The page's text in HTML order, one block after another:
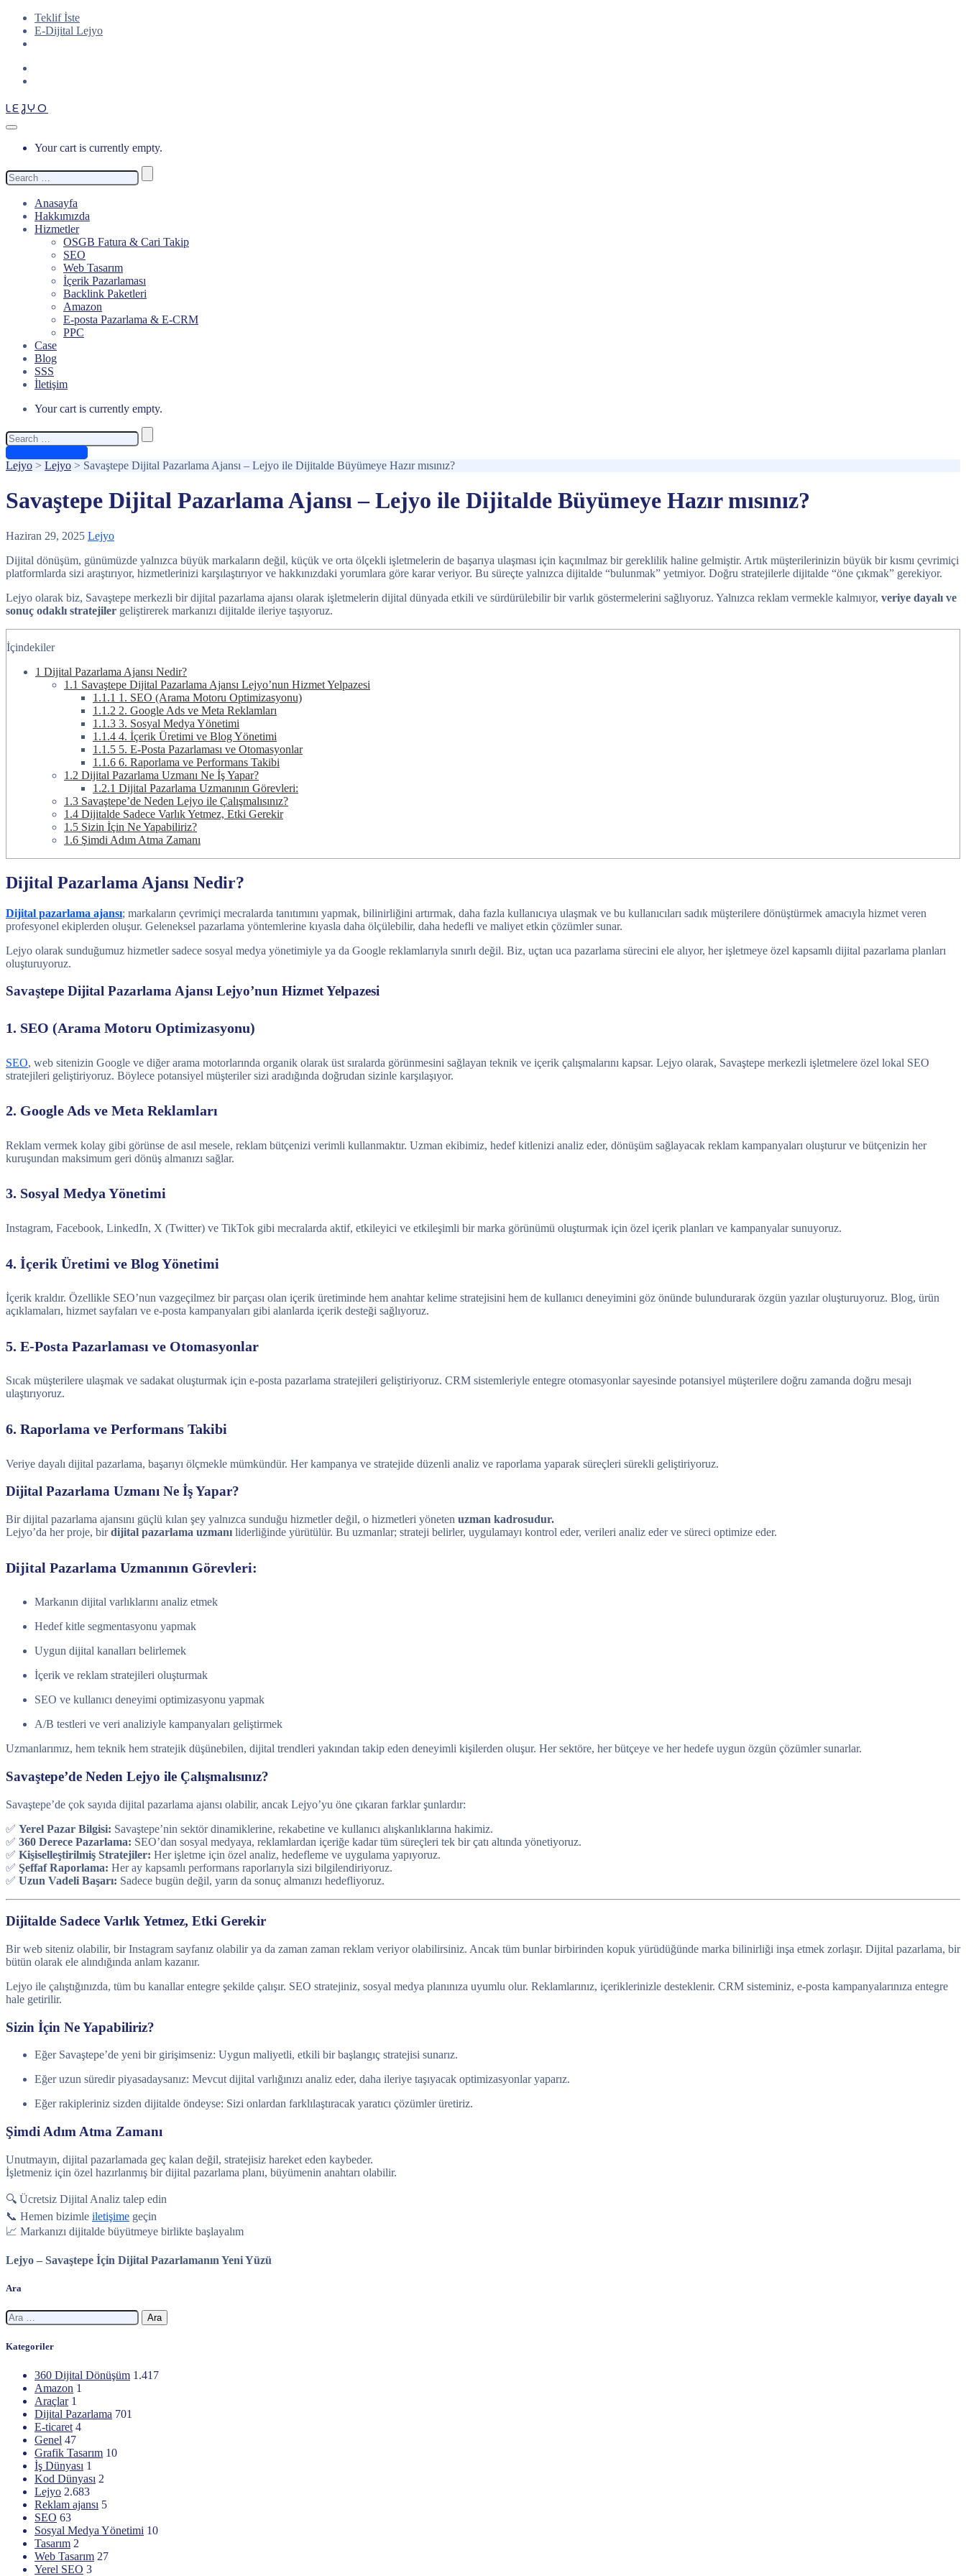
Teklif İste
E-Dijital Lejyo
LEJYO
Your cart is currently empty.
Search
for:
Anasayfa
Hakkımızda
Hizmetler
OSGB Fatura & Cari Takip
SEO
Web Tasarım
İçerik Pazarlaması
Backlink Paketleri
Amazon
E-posta Pazarlama & E-CRM
PPC
Case
Blog
SSS
İletişim
Your cart is currently empty.
Search
for:
Lejyo > Lejyo > Savaştepe Dijital Pazarlama Ajansı – Lejyo ile Dijitalde Büyümeye Hazır mısınız?
Savaştepe Dijital Pazarlama Ajansı – Lejyo ile Dijitalde Büyümeye Hazır mısınız?
Haziran 29, 2025 Lejyo
Dijital dönüşüm, günümüzde yalnızca büyük markaların değil, küçük ve orta ölçekli işletmelerin de başarıya ulaşması için kaçınılmaz bir gereklilik haline gelmiştir. Artık müşterilerinizin büyük bir kısmı çevrimiçi
platformlarda sizi araştırıyor, hizmetlerinizi karşılaştırıyor ve hakkınızdaki yorumlara göre karar veriyor. Bu süreçte yalnızca dijitalde “bulunmak” yetmiyor. Doğru stratejilerle dijitalde “öne çıkmak” gerekiyor.
Lejyo olarak biz, Savaştepe merkezli bir dijital pazarlama ajansı olarak işletmelerin dijital dünyada etkili ve sürdürülebilir bir varlık göstermelerini sağlıyoruz. Yalnızca reklam vermekle kalmıyor, veriye dayalı ve
sonuç odaklı stratejiler geliştirerek markanızı dijitalde ileriye taşıyoruz.
İçindekiler
1 Dijital Pazarlama Ajansı Nedir?
1.1 Savaştepe Dijital Pazarlama Ajansı Lejyo’nun Hizmet Yelpazesi
1.1.1 1. SEO (Arama Motoru Optimizasyonu)
1.1.2 2. Google Ads ve Meta Reklamları
1.1.3 3. Sosyal Medya Yönetimi
1.1.4 4. İçerik Üretimi ve Blog Yönetimi
1.1.5 5. E-Posta Pazarlaması ve Otomasyonlar
1.1.6 6. Raporlama ve Performans Takibi
1.2 Dijital Pazarlama Uzmanı Ne İş Yapar?
1.2.1 Dijital Pazarlama Uzmanının Görevleri:
1.3 Savaştepe’de Neden Lejyo ile Çalışmalısınız?
1.4 Dijitalde Sadece Varlık Yetmez, Etki Gerekir
1.5 Sizin İçin Ne Yapabiliriz?
1.6 Şimdi Adım Atma Zamanı
Dijital Pazarlama Ajansı Nedir?
Dijital pazarlama ajansı; markaların çevrimiçi mecralarda tanıtımını yapmak, bilinirliğini artırmak, daha fazla kullanıcıya ulaşmak ve bu kullanıcıları sadık müşterilere dönüştürmek amacıyla hizmet veren
profesyonel ekiplerden oluşur. Geleneksel pazarlama yöntemlerine kıyasla daha ölçülebilir, daha hedefli ve maliyet etkin çözümler sunar.
Lejyo olarak sunduğumuz hizmetler sadece sosyal medya yönetimiyle ya da Google reklamlarıyla sınırlı değil. Biz, uçtan uca pazarlama sürecini ele alıyor, her işletmeye özel kapsamlı dijital pazarlama planları
oluşturuyoruz.
Savaştepe Dijital Pazarlama Ajansı Lejyo’nun Hizmet Yelpazesi
1. SEO (Arama Motoru Optimizasyonu)
SEO, web sitenizin Google ve diğer arama motorlarında organik olarak üst sıralarda görünmesini sağlayan teknik ve içerik çalışmalarını kapsar. Lejyo olarak, Savaştepe merkezli işletmelere özel lokal SEO
stratejileri geliştiriyoruz. Böylece potansiyel müşteriler sizi aradığında doğrudan sizinle karşılaşıyor.
2. Google Ads ve Meta Reklamları
Reklam vermek kolay gibi görünse de asıl mesele, reklam bütçenizi verimli kullanmaktır. Uzman ekibimiz, hedef kitlenizi analiz eder, dönüşüm sağlayacak reklam kampanyaları oluşturur ve bütçenizin her
kuruşundan maksimum geri dönüş almanızı sağlar.
3. Sosyal Medya Yönetimi
Instagram, Facebook, LinkedIn, X (Twitter) ve TikTok gibi mecralarda aktif, etkileyici ve etkileşimli bir marka görünümü oluşturmak için özel içerik planları ve kampanyalar sunuyoruz.
4. İçerik Üretimi ve Blog Yönetimi
İçerik kraldır. Özellikle SEO’nun vazgeçilmez bir parçası olan içerik üretiminde hem anahtar kelime stratejisini hem de kullanıcı deneyimini göz önünde bulundurarak özgün yazılar oluşturuyoruz. Blog, ürün
açıklamaları, hizmet sayfaları ve e-posta kampanyaları gibi alanlarda içerik desteği sağlıyoruz.
5. E-Posta Pazarlaması ve Otomasyonlar
Sıcak müşterilere ulaşmak ve sadakat oluşturmak için e-posta pazarlama stratejileri geliştiriyoruz. CRM sistemleriyle entegre otomasyonlar sayesinde potansiyel müşterilere doğru zamanda doğru mesajı
ulaştırıyoruz.
6. Raporlama ve Performans Takibi
Veriye dayalı dijital pazarlama, başarıyı ölçmekle mümkündür. Her kampanya ve stratejide düzenli analiz ve raporlama yaparak süreçleri sürekli geliştiriyoruz.
Dijital Pazarlama Uzmanı Ne İş Yapar?
Bir dijital pazarlama ajansını güçlü kılan şey yalnızca sunduğu hizmetler değil, o hizmetleri yöneten uzman kadrosudur.
Lejyo’da her proje, birdijital pazarlama uzmanı liderliğinde yürütülür. Bu uzmanlar; strateji belirler, uygulamayı kontrol eder, verileri analiz eder ve süreci optimize eder.
Dijital Pazarlama Uzmanının Görevleri:
Markanın dijital varlıklarını analiz etmek
Hedef kitle segmentasyonu yapmak
Uygun dijital kanalları belirlemek
İçerik ve reklam stratejileri oluşturmak
SEO ve kullanıcı deneyimi optimizasyonu yapmak
A/B testleri ve veri analiziyle kampanyaları geliştirmek
Uzmanlarımız, hem teknik hem stratejik düşünebilen, dijital trendleri yakından takip eden deneyimli kişilerden oluşur. Her sektöre, her bütçeye ve her hedefe uygun özgün çözümler sunarlar.
Savaştepe’de Neden Lejyo ile Çalışmalısınız?
Savaştepe’de çok sayıda dijital pazarlama ajansı olabilir, ancak Lejyo’yu öne çıkaran farklar şunlardır:
✅ Yerel Pazar Bilgisi: Savaştepe’nin sektör dinamiklerine, rekabetine ve kullanıcı alışkanlıklarına hakimiz.
✅ 360 Derece Pazarlama: SEO’dan sosyal medyaya, reklamlardan içeriğe kadar tüm süreçleri tek bir çatı altında yönetiyoruz.
✅ Kişiselleştirilmiş Stratejiler: Her işletme için özel analiz, hedefleme ve uygulama yapıyoruz.
✅ Şeffaf Raporlama: Her ay kapsamlı performans raporlarıyla sizi bilgilendiriyoruz.
✅ Uzun Vadeli Başarı: Sadece bugün değil, yarın da sonuç almanızı hedefliyoruz.
Dijitalde Sadece Varlık Yetmez, Etki Gerekir
Bir web siteniz olabilir, bir Instagram sayfanız olabilir ya da zaman zaman reklam veriyor olabilirsiniz. Ancak tüm bunlar birbirinden kopuk yürüdüğünde marka bilinirliği inşa etmek zorlaşır. Dijital pazarlama, bir
bütün olarak ele alındığında anlam kazanır.
Lejyo ile çalıştığınızda, tüm bu kanallar entegre şekilde çalışır. SEO stratejiniz, sosyal medya planınıza uyumlu olur. Reklamlarınız, içeriklerinizle desteklenir. CRM sisteminiz, e-posta kampanyalarınıza entegre
hale getirilir.
Sizin İçin Ne Yapabiliriz?
Eğer Savaştepe’de yeni bir girişimseniz: Uygun maliyetli, etkili bir başlangıç stratejisi sunarız.
Eğer uzun süredir piyasadaysanız: Mevcut dijital varlığınızı analiz eder, daha ileriye taşıyacak optimizasyonlar yaparız.
Eğer rakipleriniz sizden dijitalde öndeyse: Sizi onlardan farklılaştıracak yaratıcı çözümler üretiriz.
Şimdi Adım Atma Zamanı
Unutmayın, dijital pazarlamada geç kalan değil, stratejisiz hareket eden kaybeder.
İşletmeniz için özel hazırlanmış bir dijital pazarlama planı, büyümenin anahtarı olabilir.
🔍 Ücretsiz Dijital Analiz talep edin
📞 Hemen bizimle iletişime geçin
📈 Markanızı dijitalde büyütmeye birlikte başlayalım
Lejyo – Savaştepe İçin Dijital Pazarlamanın Yeni Yüzü
Ara
Arama:
Kategoriler
360 Dijital Dönüşüm 1.417
Amazon 1
Araçlar 1
Dijital Pazarlama 701
E-ticaret 4
Genel 47
Grafik Tasarım 10
İş Dünyası 1
Kod Dünyası 2
Lejyo 2.683
Reklam ajansı 5
SEO 63
Sosyal Medya Yönetimi 10
Tasarım 2
Web Tasarım 27
Yerel SEO 3